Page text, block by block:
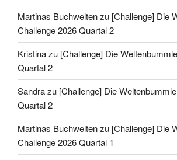
Martinas Buchweltenzu [Challenge] Die
Challenge 2026 Quartal 2
Kristinazu [Challenge] Die
Quartal 2
Sandrazu [Challenge] Die
Quartal 2
Martinas Buchweltenzu [Challenge] Die
Challenge 2026 Quartal 1